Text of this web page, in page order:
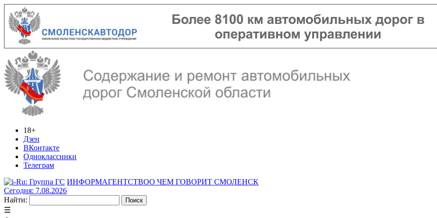
18+
Дзен
ВКонтакте
Одноклассники
Телеграм
ИНФОРМАГЕНТСТВОО ЧЕМ ГОВОРИТ СМОЛЕНСК
Сегодня: 7.08.2026
Найти:
☰